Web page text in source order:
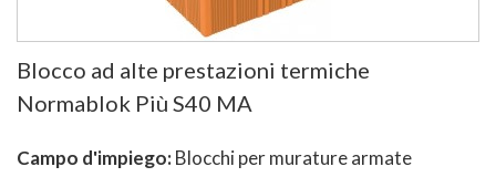
Blocco ad alte prestazioni termiche
Normablok Più S40 MA
Campo d'impiego:Blocchi per murature armate